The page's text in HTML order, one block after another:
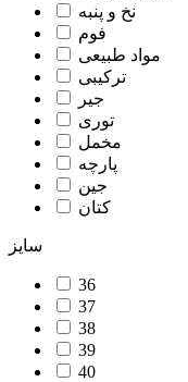
نخ و پنبه
فوم
مواد طبیعی
ترکیبی
جیر
توری
مخمل
پارچه
جین
کتان
سایز
36
37
38
39
40